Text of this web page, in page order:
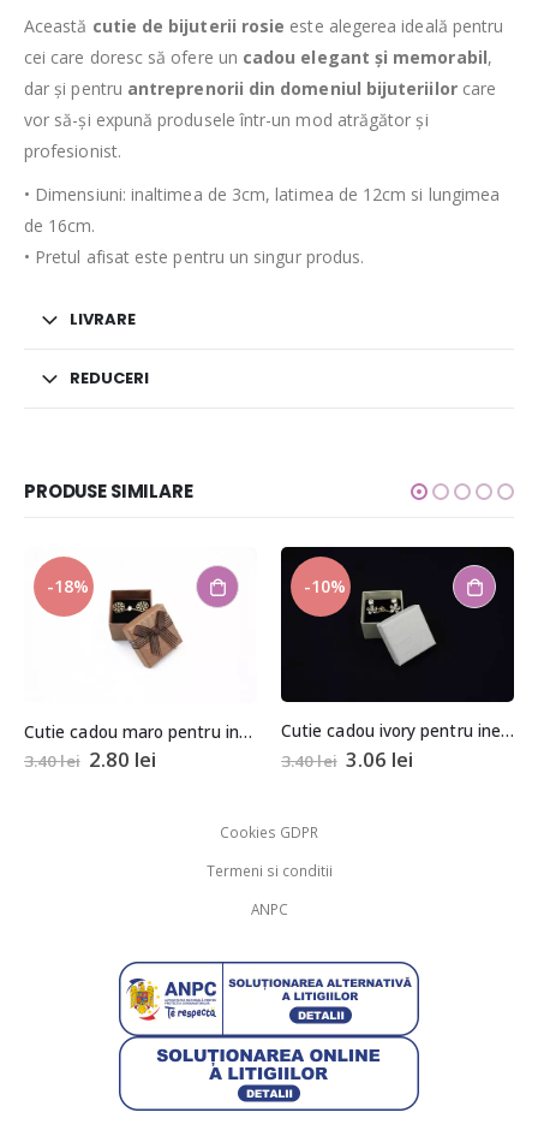
Această cutie de bijuterii rosie este alegerea ideală pentru
cei care doresc să ofere un cadou elegant și memorabil,
dar și pentru antreprenorii din domeniul bijuteriilorcare
vor să-și expună produsele într-un mod atrăgător și
profesionist.
• Dimensiuni: inaltimea de 3cm, latimea de 12cm si lungimea
de 16cm.
• Pretul afisat este pentru un singur produs.
LIVRARE
REDUCERI
PRODUSE SIMILARE
Cutie cadou maro pentru inel/cercei 3,5×4,5×4,5cm
-10%
Cutie cadou ivory pentru inel sau cercei 3,5×4,5×4,5cm
3.40 lei 3.06 10.00lei
Cookies GDPR
Termeni si conditii
ANPC